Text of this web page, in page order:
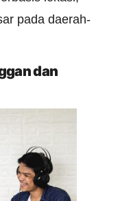
pada daerah-
dan